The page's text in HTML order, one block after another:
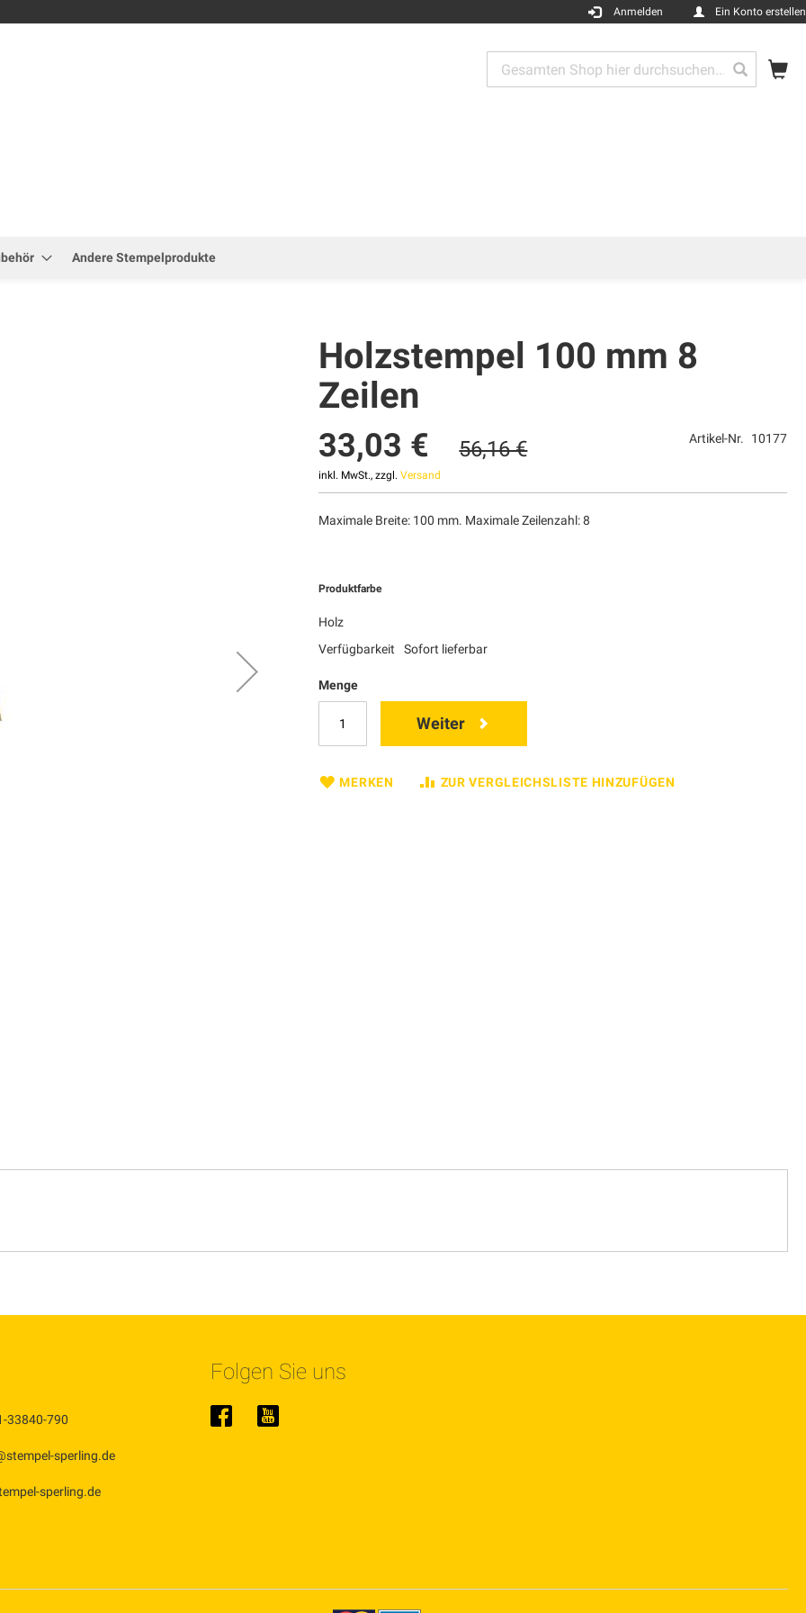
Anmelden Ein Konto erstellen
Search
Andere Stempelprodukte
Holzstempel 100 mm 8
Zeilen
33,03 €
inkl. MwSt., zzgl.Versand
56,16 € Artikel-Nr. 10177
Maximale Breite: 100 mm. Maximale Zeilenzahl: 8
Produktfarbe
Holz
Verfügbarkeit
Sofort lieferbar
Menge
Weiter
MERKEN ZUR VERGLEICHSLISTE HINZUFÜGEN
33840-790
sperling.de
sperling.de
Folgen Sie uns